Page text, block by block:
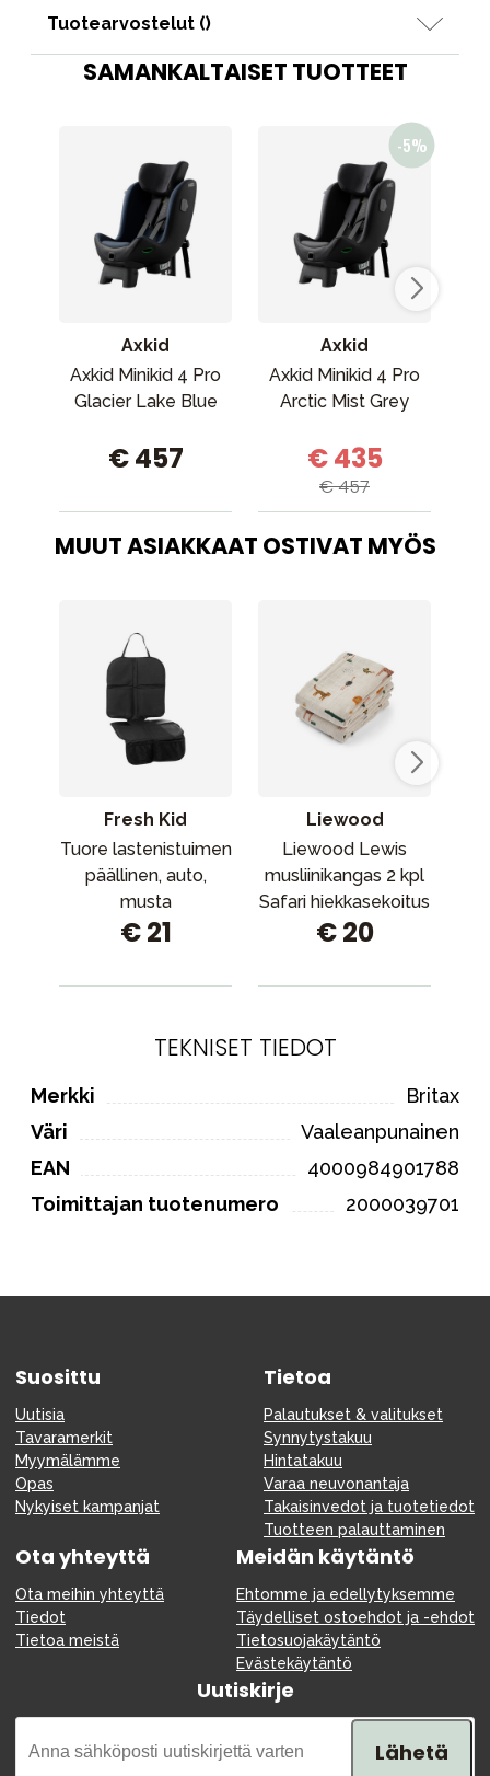
Tuotearvostelut ()
SAMANKALTAISET TUOTTEET
Axkid
Axkid Minikid 4 Pro
Glacier Lake Blue
€ 457
Axkid
Axkid Minikid 4 Pro
Arctic Mist Grey
€ 435
€ 457
MUUT ASIAKKAAT OSTIVAT MYÖS
Fresh Kid
Tuore lastenistuimen
päällinen, auto,
musta
€ 21
Liewood
Liewood Lewis
musliinikangas 2 kpl
Safari hiekkasekoitus
€ 20
TEKNISET TIEDOT
Merkki
Britax
Väri
Vaaleanpunainen
EAN
4000984901788
Toimittajan tuotenumero
2000039701
Suosittu
Uutisia
Tavaramerkit
Myymälämme
Opas
Nykyiset kampanjat
Tietoa
Palautukset & valitukset
Synnytystakuu
Hintatakuu
Varaa neuvonantaja
Takaisinvedot ja tuotetiedot
Tuotteen palauttaminen
Ota yhteyttä
Ota meihin yhteyttä
Tiedot
Tietoa meistä
Meidän käytäntö
Ehtomme ja edellytyksemme
Täydelliset ostoehdot ja -ehdot
Tietosuojakäytäntö
Evästekäytäntö
Uutiskirje
Lähetä